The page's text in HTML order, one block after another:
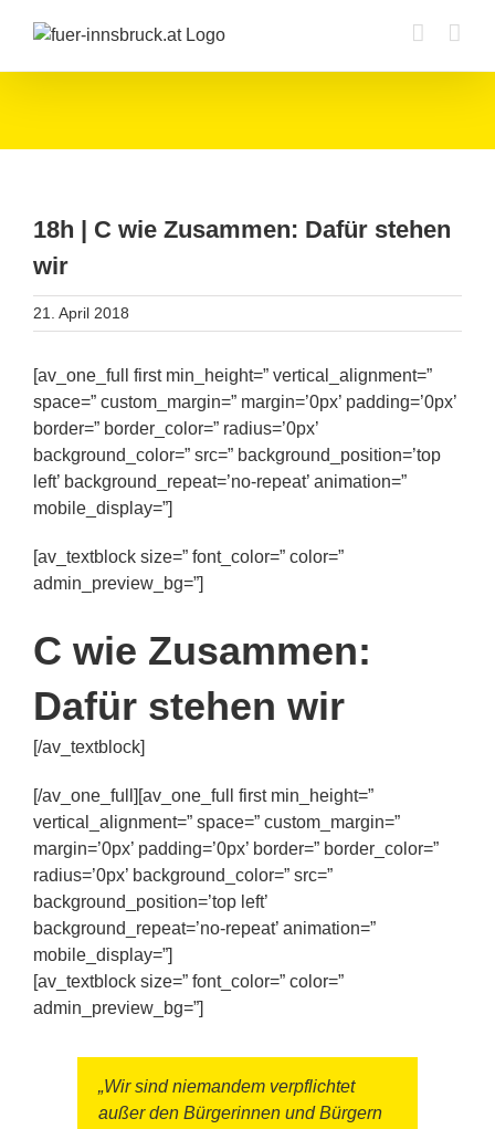
Inhalt
18h | C wie Zusammen: Dafür stehen
wir
21. April 2018
[av_one_full first min_height=” vertical_alignment=”
space=” custom_margin=” margin=’0px’ padding=’0px’
border=” border_color=” radius=’0px’
background_color=” src=” background_position=’top
left’ background_repeat=’no-repeat’ animation=”
mobile_display=”]
[av_textblock size=” font_color=” color=”
admin_preview_bg=”]
C wie Zusammen:
Dafür stehen wir
[/av_textblock]
[/av_one_full][av_one_full first min_height=”
vertical_alignment=” space=” custom_margin=”
margin=’0px’ padding=’0px’ border=” border_color=”
radius=’0px’ background_color=” src=”
background_position=’top left’
background_repeat=’no-repeat’ animation=”
mobile_display=”]
[av_textblock size=” font_color=” color=”
admin_preview_bg=”]
„Wir sind niemandem verpflichtet
außer den Bürgerinnen und Bürgern